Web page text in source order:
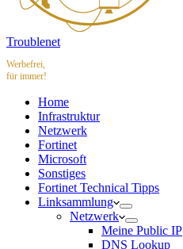
Troublenet
Werbefrei,
für immer!
Home
Infrastruktur
Netzwerk
Fortinet
Microsoft
Sonstiges
Fortinet Technical Tipps
Linksammlung
Netzwerk
Meine Public IP
DNS Lookup